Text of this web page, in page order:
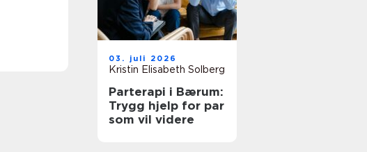
03. juli 2026
Kristin Elisabeth Solberg
Parterapi i Bærum:
Trygg hjelp for par
som vil videre